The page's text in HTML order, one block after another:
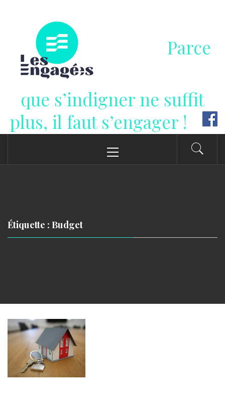
contenu
Parce
que s’indigner ne suffit
plus, il faut s’engager !
principal
Étiquette : Budget